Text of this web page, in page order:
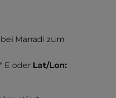
Marradi zum
E oder Lat/Lon: